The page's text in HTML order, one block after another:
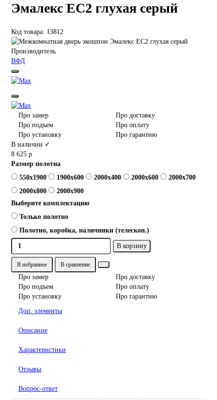
Эмалекс ЕС2 глухая серый
Код товара: 13812
Производитель
ВФД
Про замер
Про доставку
Про подъем
Про оплату
Про установку
Про гарантию
В наличии ✓
8 625 р
Размер полотна
550x1900
1900x600 2000x400 2000x600
2000x700
2000x800
2000x900
Выберите комплектацию
Только полотно
Полотно, коробка, наличники (телескоп.)
В корзину
В избранное В сравнение
Про замер
Про доставку
Про подъем
Про оплату
Про установку
Про гарантию
Доп. элементы
Описание
Характеристики
Отзывы
Вопрос-ответ